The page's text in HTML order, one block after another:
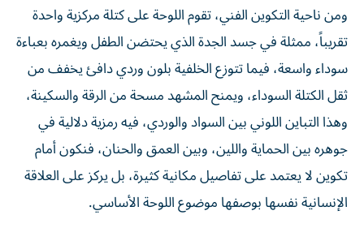
ومن ناحية التكوين الفني، تقوم اللوحة على كتلة مركزية واحدة
تقريباً، ممثلة في جسد الجدة الذي يحتضن الطفل ويغمره بعباءة
سوداء واسعة، فيما تتوزع الخلفية بلون وردي دافئ يخفف من
ثقل الكتلة السوداء، ويمنح المشهد مسحة من الرقة والسكينة،
وهذا التباين اللوني بين السواد والوردي، فيه رمزية دلالية في
جوهره بين الحماية واللين، وبين العمق والحنان، فنكون أمام
تكوين لا يعتمد على تفاصيل مكانية كثيرة، بل يركز على العلاقة
الإنسانية نفسها بوصفها موضوع اللوحة الأساسي.